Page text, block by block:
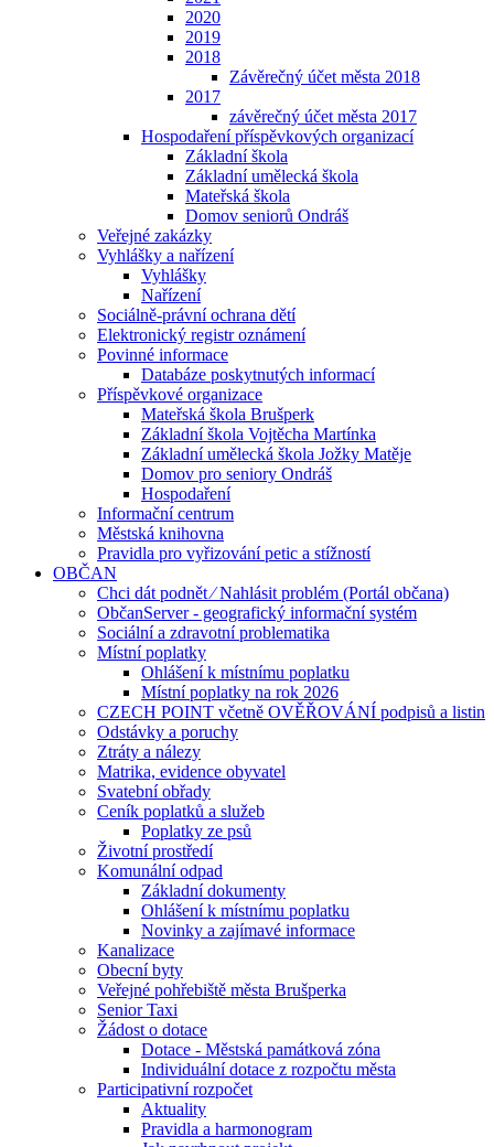
2020
2019
2018
Závěrečný účet města 2018
2017
závěrečný účet města 2017
Hospodaření příspěvkových organizací
Základní škola
Základní umělecká škola
Mateřská škola
Domov seniorů Ondráš
Veřejné zakázky
Vyhlášky a nařízení
Vyhlášky
Nařízení
Sociálně-právní ochrana dětí
Elektronický registr oznámení
Povinné informace
Databáze poskytnutých informací
Příspěvkové organizace
Mateřská škola Brušperk
Základní škola Vojtěcha Martínka
Základní umělecká škola Jožky Matěje
Domov pro seniory Ondráš
Hospodaření
Informační centrum
Městská knihovna
Pravidla pro vyřizování petic a stížností
OBČAN
Chci dát podnět ⁄ Nahlásit problém (Portál občana)
ObčanServer - geografický informační systém
Sociální a zdravotní problematika
Místní poplatky
Ohlášení k místnímu poplatku
Místní poplatky na rok 2026
CZECH POINT včetně OVĚŘOVÁNÍ podpisů a listin
Odstávky a poruchy
Ztráty a nálezy
Matrika, evidence obyvatel
Svatební obřady
Ceník poplatků a služeb
Poplatky ze psů
Životní prostředí
Komunální odpad
Základní dokumenty
Ohlášení k místnímu poplatku
Novinky a zajímavé informace
Kanalizace
Obecní byty
Veřejné pohřebiště města Brušperka
Senior Taxi
Žádost o dotace
Dotace - Městská památková zóna
Individuální dotace z rozpočtu města
Participativní rozpočet
Aktuality
Pravidla a harmonogram